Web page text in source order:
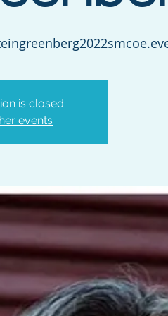
is closed
events